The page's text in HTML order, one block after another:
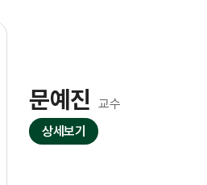
문예진 교수
상세보기